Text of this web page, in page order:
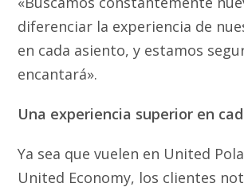
diferenciar la experiencia de
en cada asiento, y estamos
encantará».
Una experiencia superior en
Ya sea que vuelen en United
United Economy, los clientes